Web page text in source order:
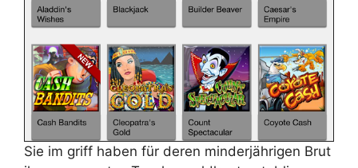
Sie im griff haben für deren minderjährigen Brut